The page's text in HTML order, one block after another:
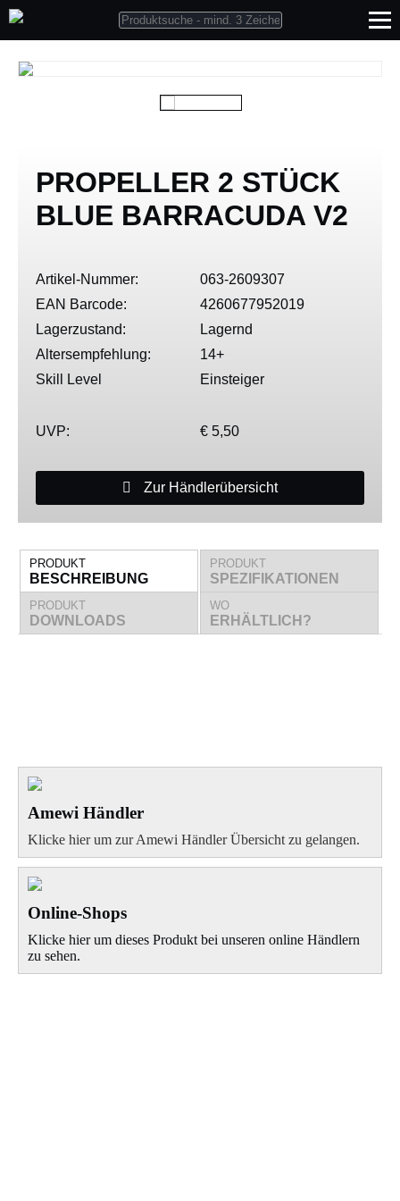
PROPELLER 2 STÜCK
BLUE BARRACUDA V2
Artikel-Nummer:
063-2609307
EAN Barcode:
4260677952019
Lagerzustand:
Lagernd
Altersempfehlung:
14+
Skill Level
Einsteiger
UVP: € 5,50
Zur Händlerübersicht
PRODUKT
BESCHREIBUNG
PRODUKT
SPEZIFIKATIONEN
PRODUKT
DOWNLOADS
WO
ERHÄLTLICH?
Amewi Händler
Klicke hier um zur Amewi Händler Übersicht zu gelangen.
Online-Shops
Klicke hier um dieses Produkt bei unseren online Händlern
zu sehen.